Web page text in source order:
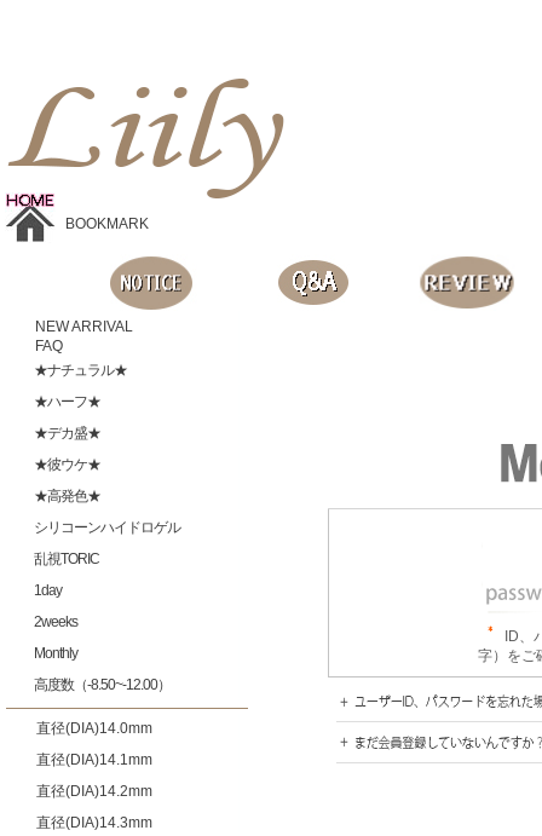
BOOKMARK
NEW ARRIVAL
FAQ
★ナチュラル★
★ハーフ★
★デカ盛★
★彼ウケ★
★高発色★
シリコーンハイドロゲル
乱視TORIC
1day
2weeks
Monthly
高度数（-8.50~-12.00）
直径(DIA)14.0mm
直径(DIA)14.1mm
直径(DIA)14.2mm
直径(DIA)14.3mm
ID、
字）をご